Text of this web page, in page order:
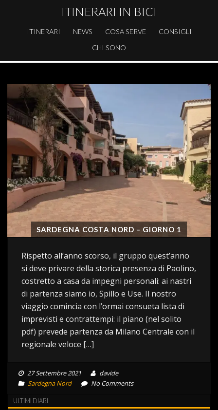
ITINERARI IN BICI
ITINERARI NEWS COSA SERVE
CONSIGLI
CHI SONO
SARDEGNA COSTA NORD – GIORNO 1
Rispetto all’anno scorso, il gruppo quest’anno
si deve privare della storica presenza di Paolino,
costretto a casa da impegni personali: ai nastri
di partenza siamo io, Spillo e Use. Il nostro
viaggio comincia con l’ormai consueta lista di
imprevisti e contrattempi: il piano (nel solito
pdf) prevede partenza da Milano Centrale con il
regionale veloce […]
27 Settembre 2021
davide
Sardegna Nord
No Comments
ULTIMI DIARI